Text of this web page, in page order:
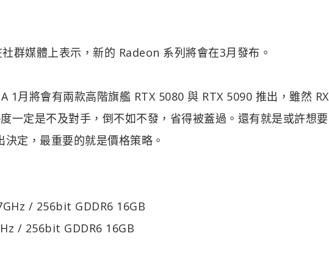
群媒體上表示，新的 Radeon 系列將會在3月發布。
1月將會有兩款高階旗艦 RTX 5080 與 RTX 5090 推出，雖然 RX
一定是不及對手，倒不如不發，省得被蓋過。還有就是或許想要
定，最重要的就是價格策略。
/ 256bit GDDR6 16GB
/ 256bit GDDR6 16GB